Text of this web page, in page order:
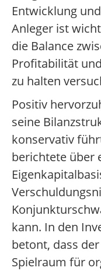
Entwicklung
Anleger ist
die Balance
Profitabilität
zu halten
Positiv
seine
konservativ
berichtete über
kann. In den
betont, dass
Spielraum für